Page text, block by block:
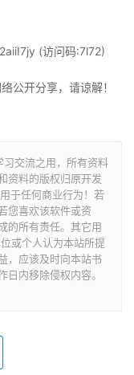
(访问码:7l72)
公开分享，请谅解！
交流之用，所有资料
资料的版权归原开发
于任何商业行为！若
您喜欢该软件或资
的所有责任。其它用
或个人认为本站所提
，应该及时向本站书
内移除侵权内容。